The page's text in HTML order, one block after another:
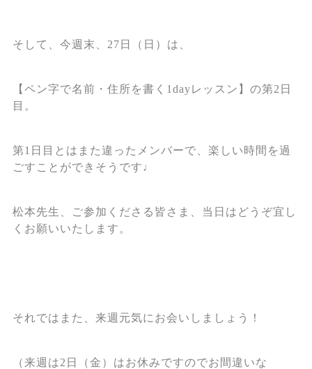
そして、今週末、27日（日）は、
【ペン字で名前・住所を書く1dayレッスン】の第2日
目。
第1日目とはまた違ったメンバーで、楽しい時間を過
ごすことができそうです♩
松本先生、ご参加くださる皆さま、当日はどうぞ宜し
くお願いいたします。
それではまた、来週元気にお会いしましょう！
（来週は2日（金）はお休みですのでお間違いな